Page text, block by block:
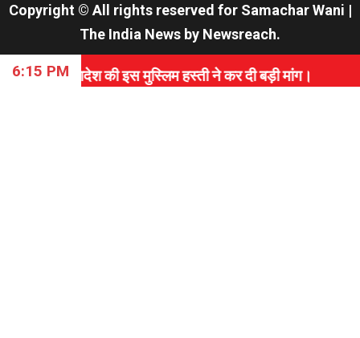
Copyright © All rights reserved for Samachar Wani |
The India News by Newsreach.
6:15 PM
इस मुस्लिम हस्ती ने कर दी बड़ी मांग। ⇝ विश्वास,